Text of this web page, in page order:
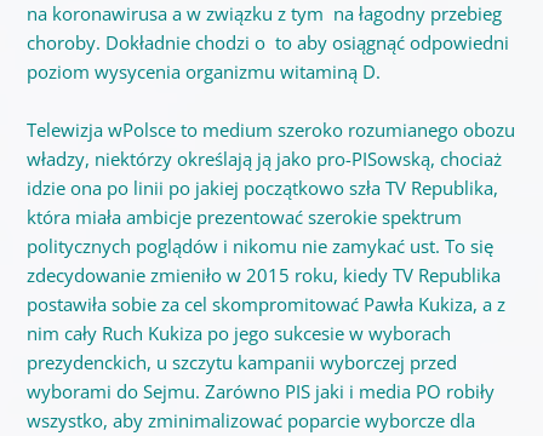
na koronawirusa a w związku z tym na łagodny przebieg
choroby. Dokładnie chodzi o to aby osiągnąć odpowiedni
poziom wysycenia organizmu witaminą D.
Telewizja wPolsce to medium szeroko rozumianego obozu
władzy, niektórzy określają ją jako pro-PISowską, chociaż
idzie ona po linii po jakiej początkowo szła TV Republika,
która miała ambicje prezentować szerokie spektrum
politycznych poglądów i nikomu nie zamykać ust. To się
zdecydowanie zmieniło w 2015 roku, kiedy TV Republika
postawiła sobie za cel skompromitować Pawła Kukiza, a z
nim cały Ruch Kukiza po jego sukcesie w wyborach
prezydenckich, u szczytu kampanii wyborczej przed
wyborami do Sejmu. Zarówno PIS jaki i media PO robiły
wszystko, aby zminimalizować poparcie wyborcze dla